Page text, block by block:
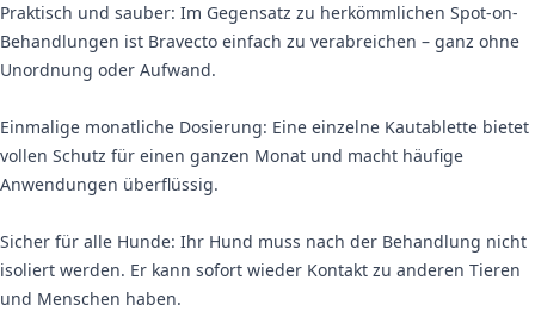
Praktisch und sauber: Im Gegensatz zu herkömmlichen Spot-on-
Behandlungen ist Bravecto einfach zu verabreichen – ganz ohne
Unordnung oder Aufwand.
Einmalige monatliche Dosierung: Eine einzelne Kautablette bietet
vollen Schutz für einen ganzen Monat und macht häufige
Anwendungen überflüssig.
Sicher für alle Hunde: Ihr Hund muss nach der Behandlung nicht
isoliert werden. Er kann sofort wieder Kontakt zu anderen Tieren
und Menschen haben.